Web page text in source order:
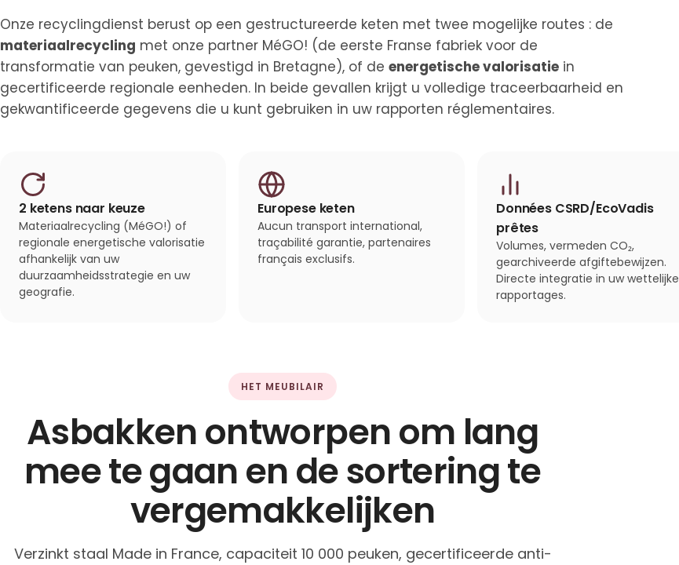
Onze recyclingdienst berust op een gestructureerde keten met twee mogelijke routes : de
materiaalrecycling met onze partner MéGO! (de eerste Franse fabriek voor de
transformatie van peuken, gevestigd in Bretagne), of de energetische valorisatie in
gecertificeerde regionale eenheden. In beide gevallen krijgt u volledige traceerbaarheid en
gekwantificeerde gegevens die u kunt gebruiken in uw rapporten réglementaires.
2 ketens naar keuze
Materiaalrecycling (MéGO!) of
regionale energetische valorisatie
afhankelijk van uw
duurzaamheidsstrategie en uw
geografie.
Europese keten
Aucun transport international,
traçabilité garantie, partenaires
français exclusifs.
Données CSRD/EcoVadis
prêtes
Volumes, vermeden CO₂,
gearchiveerde afgiftebewijzen.
Directe integratie in uw wettelijke
rapportages.
HET MEUBILAIR
Asbakken ontworpen om lang
mee te gaan en de sortering te
vergemakkelijken
Verzinkt staal Made in France, capaciteit 10 000 peuken, gecertificeerde anti-